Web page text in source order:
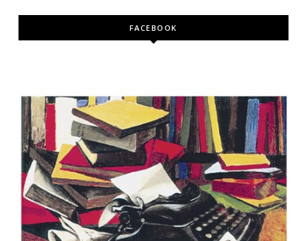
FACEBOOK